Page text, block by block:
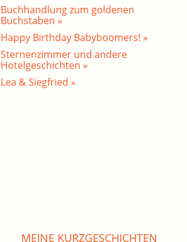
Buchhandlung zum goldenen
Buchstaben »
Happy Birthday Babyboomers! »
Sternenzimmer und andere
Hotelgeschichten »
Lea & Siegfried »
MEINE KURZGESCHICHTEN